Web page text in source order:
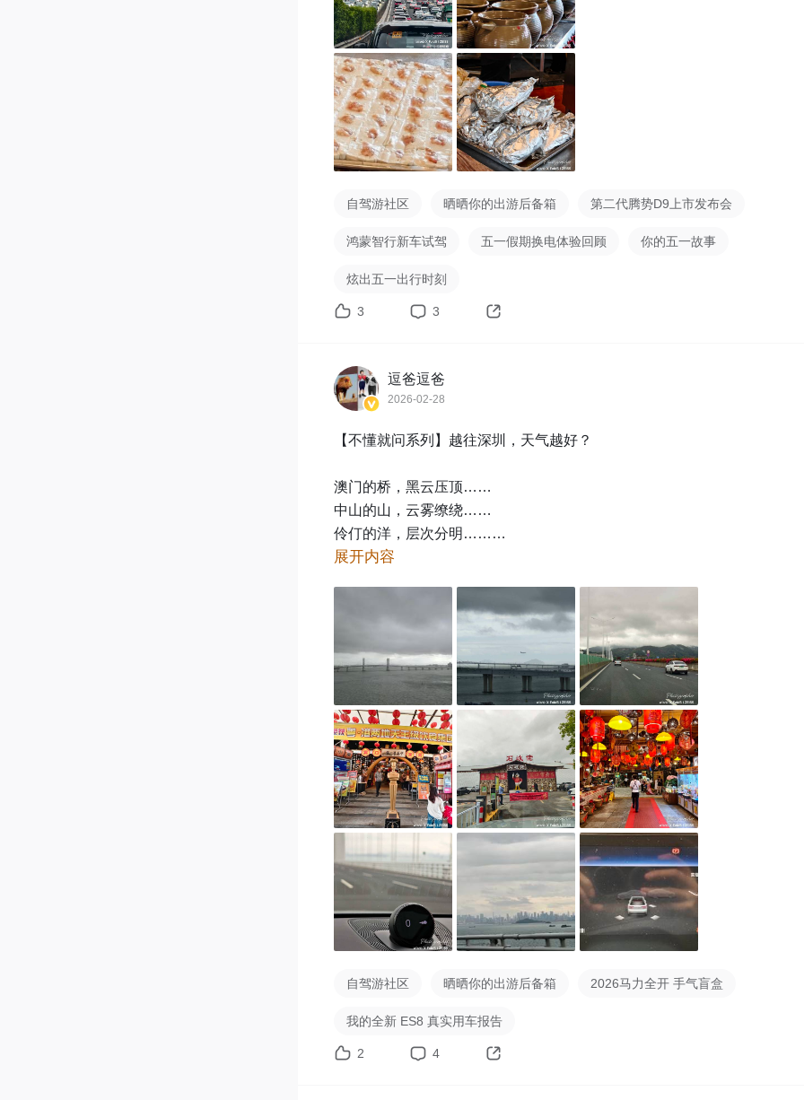
自驾游社区 晒晒你的出游后备箱 第二代腾势D9上市发布会
鸿蒙智行新车试驾 五一假期换电体验回顾 你的五一故事
炫出五一出行时刻
3 3
逗爸逗爸
2026-02-28
【不懂就问系列】越往深圳，天气越好？
澳门的桥，黑云压顶……
中山的山，云雾缭绕……
伶仃的洋，层次分明……
总算顺道吃到了石岐佬，虽然工作日也要周六加价，但至少不用排队两小
问题来了，老8的电耗怎么越来越低啦？
@阿平同学 @小新同学 @飞机先生 @木子阿
展开内容
自驾游社区 晒晒你的出游后备箱 2026马力全开 手气盲盒
我的全新 ES8 真实用车报告
2 4